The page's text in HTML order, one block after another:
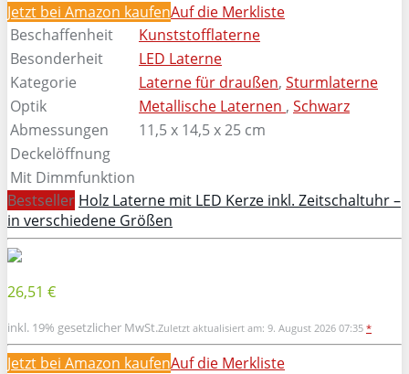
Jetzt bei Amazon kaufenAuf die Merkliste
Beschaffenheit
Kunststofflaterne
Besonderheit
LED Laterne
Kategorie
Laterne für draußen, Sturmlaterne
Optik
Metallische Laternen , Schwarz
Abmessungen
11,5 x 14,5 x 25 cm
Deckelöffnung
Mit Dimmfunktion
Bestseller Holz Laterne mit LED Kerze inkl. Zeitschaltuhr –
in verschiedene Größen
26,51 €
inkl. 19% gesetzlicher MwSt.Zuletzt aktualisiert am: 9. August 2026 07:35 *
Jetzt bei Amazon kaufenAuf die Merkliste